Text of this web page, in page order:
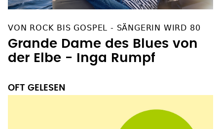
VON ROCK BIS GOSPEL - SÄNGERIN WIRD 80
Grande Dame des Blues von
der Elbe - Inga Rumpf
OFT GELESEN